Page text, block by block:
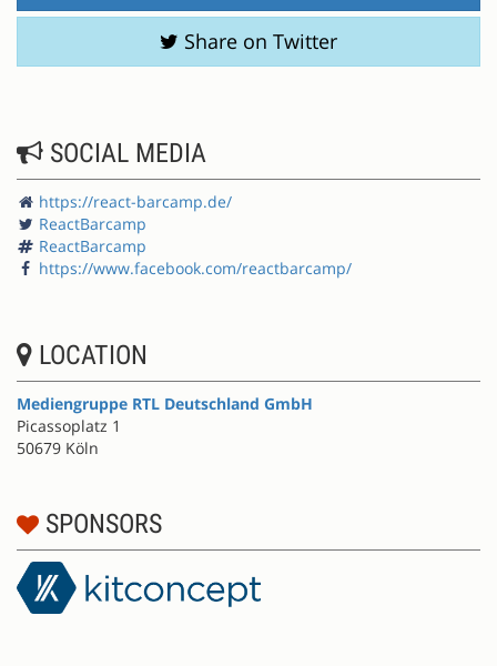
Share on Twitter
SOCIAL MEDIA
https://react-barcamp.de/
ReactBarcamp
ReactBarcamp
https://www.facebook.com/reactbarcamp/
LOCATION
Mediengruppe RTL Deutschland GmbH
Picassoplatz 1
50679 Köln
SPONSORS